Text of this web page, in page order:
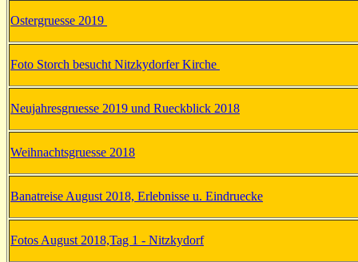
Ostergruesse 2019
Foto Storch besucht Nitzkydorfer Kirche
Neujahresgruesse 2019 und Rueckblick 2018
Weihnachtsgruesse 2018
Banatreise August 2018, Erlebnisse u. Eindruecke
Fotos August 2018,Tag 1 - Nitzkydorf